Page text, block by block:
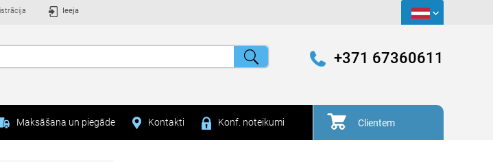
Ieeja
+371 67360611
Maksāšana un piegāde Kontakti Konf. noteikumi Clientem